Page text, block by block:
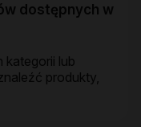
dostępnych w
kategorii lub
produkty,